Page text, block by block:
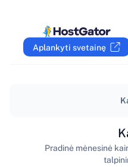
Aplankyti svetainę
Pradinė mėnesinė